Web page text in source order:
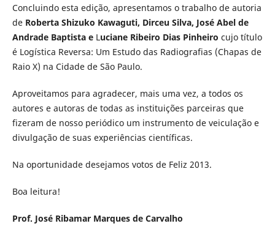
Concluindo esta edição, apresentamos o trabalho de autoria
de Roberta Shizuko Kawaguti, Dirceu Silva, José Abel de
Andrade Baptista e Luciane Ribeiro Dias Pinheiro cujo título
é Logística Reversa: Um Estudo das Radiografias (Chapas de
Raio X) na Cidade de São Paulo.
Aproveitamos para agradecer, mais uma vez, a todos os
autores e autoras de todas as instituições parceiras que
fizeram de nosso periódico um instrumento de veiculação e
divulgação de suas experiências científicas.
Na oportunidade desejamos votos de Feliz 2013.
Boa leitura!
Prof. José Ribamar Marques de Carvalho